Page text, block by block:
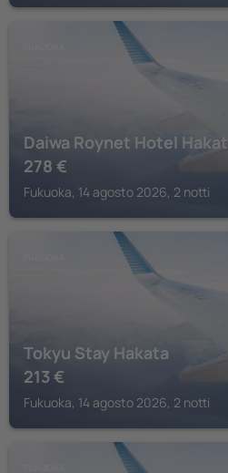
Daiwa Roynet Hotel
278 €
Fukuoka, 14 agosto 2026, 2 notti
Tokyu Stay Hakata
213 €
Fukuoka, 14 agosto 2026, 2 notti